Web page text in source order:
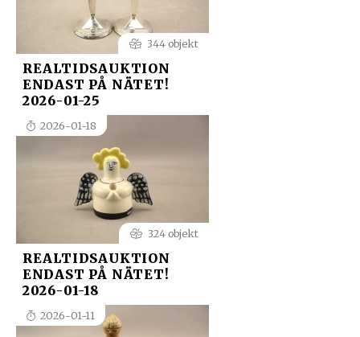
344 objekt
REALTIDSAUKTION
ENDAST PÅ NÄTET!
2026-01-25
2026-01-18
324 objekt
REALTIDSAUKTION
ENDAST PÅ NÄTET!
2026-01-18
2026-01-11